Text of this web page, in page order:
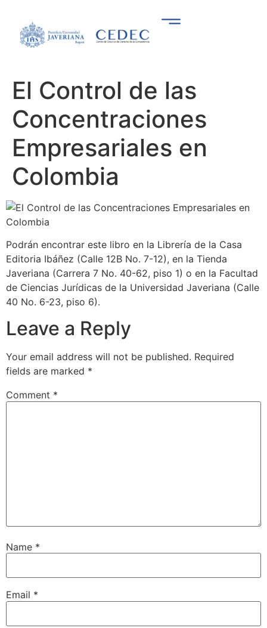
El Control de las
Concentraciones
Empresariales en
Colombia
Podrán encontrar este libro en la Librería de la Casa
Editoria Ibáñez (Calle 12B No. 7-12), en la Tienda
Javeriana (Carrera 7 No. 40-62, piso 1) o en la Facultad
de Ciencias Jurídicas de la Universidad Javeriana (Calle
40 No. 6-23, piso 6).
Leave a Reply
Your email address will not be published. Required
fields are marked *
Comment *
Name *
Email *